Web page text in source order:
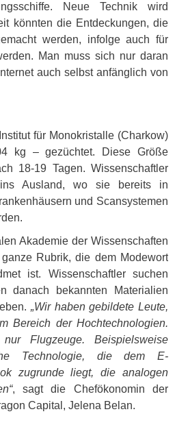
Neue Technik wird
könnten die Entdeckungen, die
werden, infolge auch für
Man muss sich nur daran
auch selbst anfänglich von
für Monokristalle (Charkow)
kg – gezüchtet. Diese Größe
18-19 Tagen. Wissenschaftler
Ausland, wo sie bereits in
und Scansystemen
Akademie der Wissenschaften
Rubrik, die dem Modewort
ist. Wissenschaftler suchen
danach bekannten Materialien
„Wir haben gebildete Leute,
Bereich der Hochtechnologien.
Flugzeuge. Beispielsweise
Technologie, die dem E-
zugrunde liegt, die analogen
, sagt die Chefökonomin der
Capital, Jelena Belan.